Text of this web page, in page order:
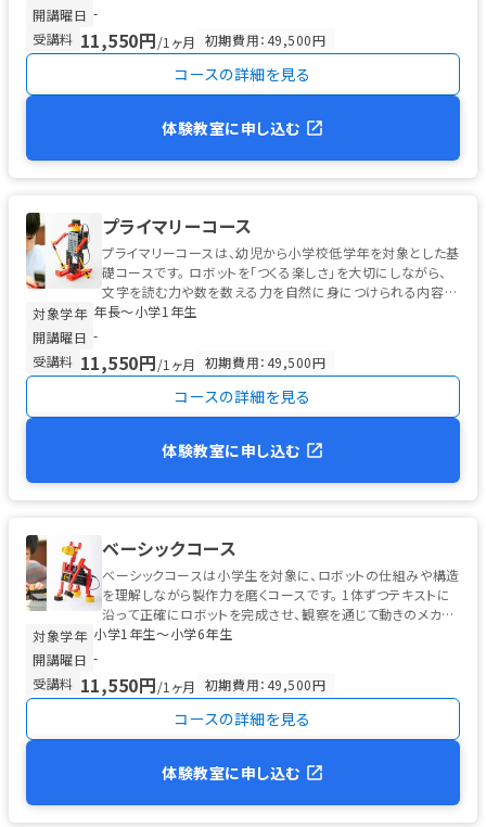
開講曜日 -
受講料 11,550円/1ヶ月 初期費用：49,500円
コースの詳細を見る
体験教室に申し込む
プライマリーコース
プライマリーコースは、幼児から小学校低学年を対象とした基
礎コースです。 ロボットを「つくる楽しさ」を大切にしながら、
文字を読む力や数を数える力を自然に身につけられる内容に
なっています。 ...
対象学年 年長〜小学1年生
開講曜日 -
受講料 11,550円/1ヶ月 初期費用：49,500円
コースの詳細を見る
体験教室に申し込む
ベーシックコース
ベーシックコースは小学生を対象に、ロボットの仕組みや構造
を理解しながら製作力を磨くコースです。 1体ずつテキストに
沿って正確にロボットを完成させ、観察を通じて動きのメカニ
ズムを学びます。 ...
対象学年 小学1年生〜小学6年生
開講曜日 -
受講料 11,550円/1ヶ月 初期費用：49,500円
コースの詳細を見る
体験教室に申し込む